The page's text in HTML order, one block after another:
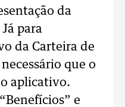
da
para
da Carteira de
que o
aplicativo.
e